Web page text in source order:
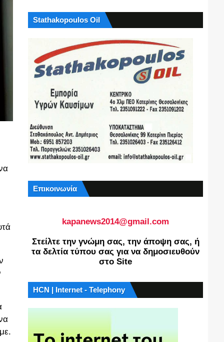
Stathakopoulos Oil
Επικοινωνία
kapanews2014@gmail.com
Στείλτε την γνώμη σας, την άποψη σας, ή
τα δελτία τύπου σας για να δημοσιευθούν
στο Site
HCN | Internet - Telephony